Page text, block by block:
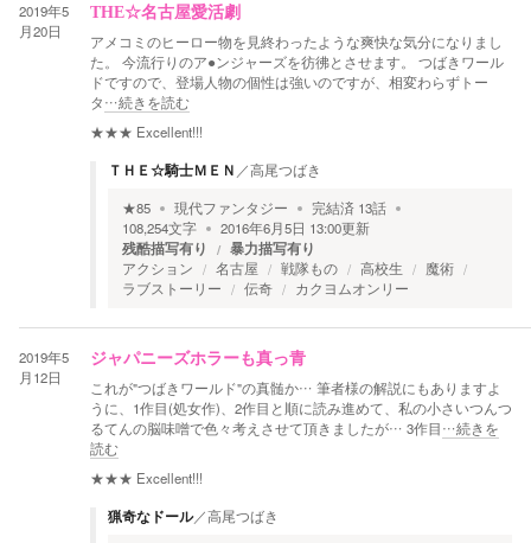
2019年5
月20日
THE☆名古屋愛活劇
アメコミのヒーロー物を見終わったような爽快な気分になりまし
た。 今流行りのア●ンジャーズを彷彿とさせます。 つばきワール
ドですので、登場人物の個性は強いのですが、相変わらずトー
タ…続きを読む
★★★ Excellent!!!
ＴＨＥ☆騎士ＭＥＮ ／高尾つばき
★85 現代ファンタジー 完結済 13話
108,254文字 2016年6月5日 13:00更新
残酷描写有り 暴力描写有り
アクション 名古屋 戦隊もの 高校生
魔術
ラブストーリー
伝奇 カクヨムオンリー
2019年5
月12日
ジャパニーズホラーも真っ青
これが"つばきワールド"の真髄か… 筆者様の解説にもありますよ
うに、1作目(処女作)、2作目と順に読み進めて、私の小さいつんつ
るてんの脳味噌で色々考えさせて頂きましたが… 3作目…続きを
読む
★★★ Excellent!!!
猟奇なドール／高尾つばき